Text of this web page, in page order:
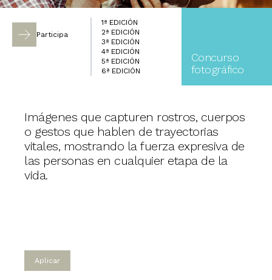
Participa
1ª EDICIÓN
2ª EDICIÓN
3ª EDICIÓN
4ª EDICIÓN
5ª EDICIÓN
6ª EDICIÓN
Concurso
fotográfico
Imágenes que capturen rostros, cuerpos
o gestos que hablen de trayectorias
vitales, mostrando la fuerza expresiva de
las personas en cualquier etapa de la
vida.